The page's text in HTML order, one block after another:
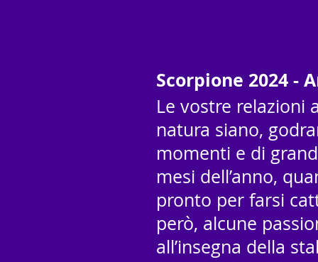
Scorpione 2024 -
Le vostre relazioni
natura siano,
momenti e di
mesi dell’anno,
pronto per farsi
però, alcune
all’insegna della